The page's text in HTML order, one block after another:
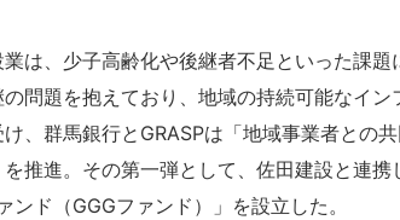
は、少子高齢化や後継者不足といった課
問題を抱えており、地域の持続可能なイ
、群馬銀行とGRASPは「地域事業者との
推進。その第一弾として、佐田建設と連
ンド（GGGファンド）」を設立した。